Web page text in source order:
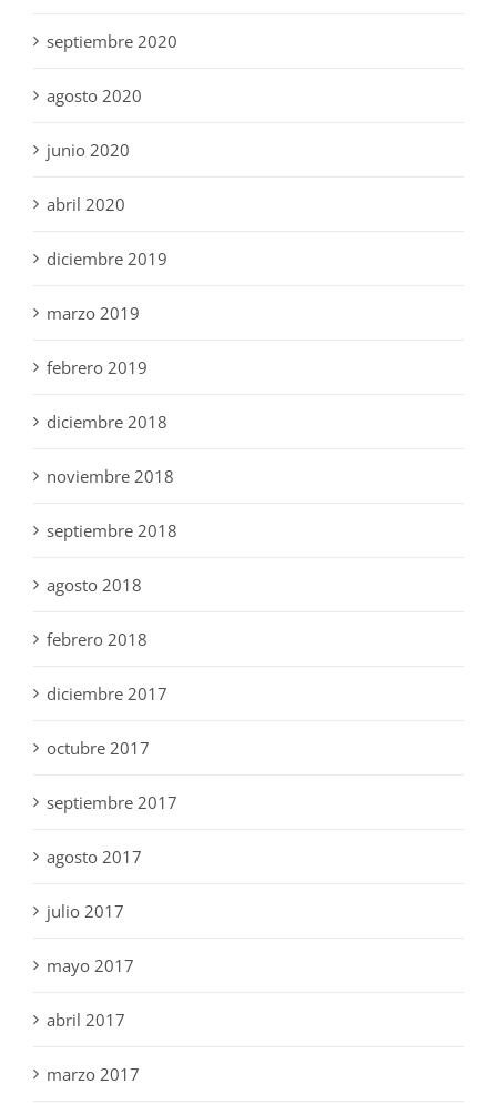
septiembre 2020
agosto 2020
junio 2020
abril 2020
diciembre 2019
marzo 2019
febrero 2019
diciembre 2018
noviembre 2018
septiembre 2018
agosto 2018
febrero 2018
diciembre 2017
octubre 2017
septiembre 2017
agosto 2017
julio 2017
mayo 2017
abril 2017
marzo 2017